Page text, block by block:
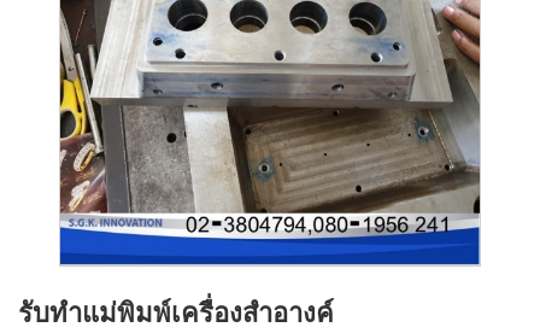
รับทำแม่พิมพ์เครื่องสำอางค์